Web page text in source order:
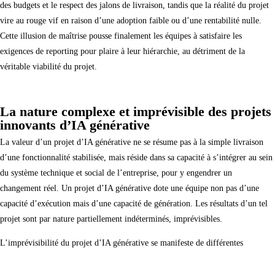
des budgets et le respect des jalons de livraison, tandis que la réalité du projet
vire au rouge vif en raison d’une adoption faible ou d’une rentabilité nulle.
Cette illusion de maîtrise pousse finalement les équipes à satisfaire les
exigences de reporting pour plaire à leur hiérarchie, au détriment de la
véritable viabilité du projet.
La nature complexe et imprévisible des projets
innovants d’IA générative
La valeur d’un projet d’IA générative ne se résume pas à la simple livraison
d’une fonctionnalité stabilisée, mais réside dans sa capacité à s’intégrer au sein
du système technique et social de l’entreprise, pour y engendrer un
changement réel. Un projet d’IA générative dote une équipe non pas d’une
capacité d’exécution mais d’une capacité de génération. Les résultats d’un tel
projet sont par nature partiellement indéterminés, imprévisibles.
L’imprévisibilité du projet d’IA générative se manifeste de différentes